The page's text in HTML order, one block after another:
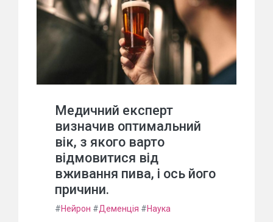
Медичний експерт
визначив оптимальний
вік, з якого варто
відмовитися від
вживання пива, і ось його
причини.
#Нейрон #Деменція #Наука